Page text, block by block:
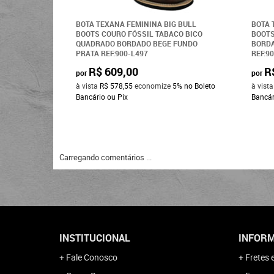
BOTA TEXANA FEMININA BIG BULL
BOOTS COURO FÓSSIL TABACO BICO
QUADRADO BORDADO BEGE FUNDO
PRATA REF:900-L497
por R$ 609,00
à vista R$ 578,55economize 5% no Boleto
Bancário ou Pix
BOTA
por
à
Carregando comentários ...
INSTITUCIONAL
Fale Conosco
Fretes